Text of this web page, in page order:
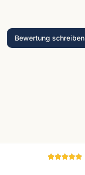
Bewertung schreiben